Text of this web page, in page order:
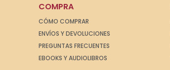
COMPRA
CÓMO COMPRAR
ENVÍOS Y DEVOLUCIONES
PREGUNTAS FRECUENTES
EBOOKS Y AUDIOLIBROS